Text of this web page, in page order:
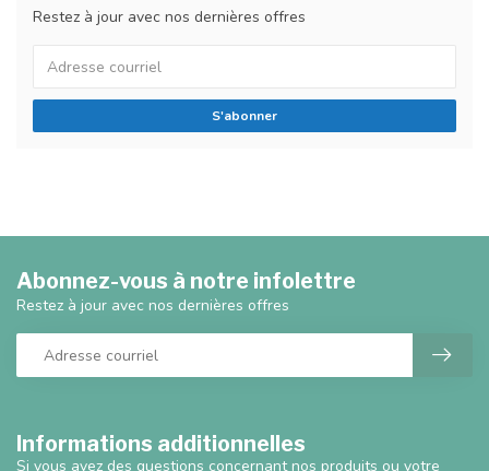
Restez à jour avec nos dernières offres
S'abonner
Informations additionnelles
Si vous avez des questions concernant nos produits ou votre
Abonnez-vous à notre infolettre
Restez à jour avec nos dernières offres